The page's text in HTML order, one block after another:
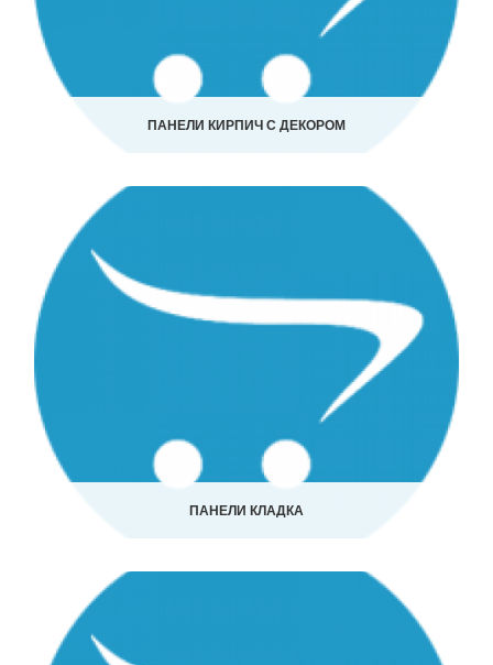
ПАНЕЛИ КИРПИЧ С ДЕКОРОМ
ПАНЕЛИ КЛАДКА